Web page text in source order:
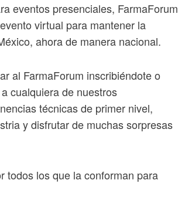
eventos presenciales, FarmaForum
virtual para mantener la
ahora de manera nacional.
al FarmaForum inscribiéndote o
cualquiera de nuestros
técnicas de primer nivel,
y disfrutar de muchas sorpresas
todos los que la conforman para